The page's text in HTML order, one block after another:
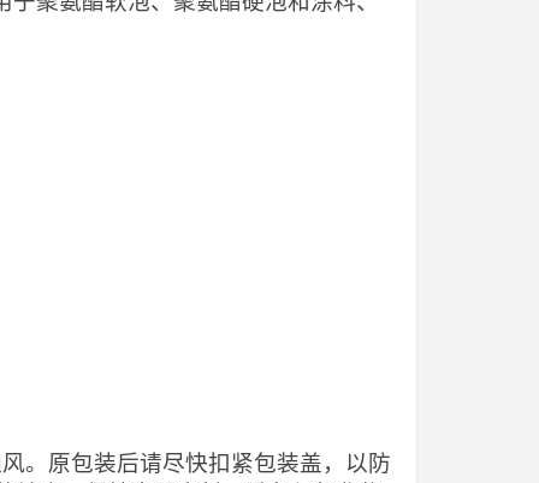
。原包装后请尽快扣紧包装盖，以防